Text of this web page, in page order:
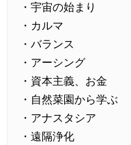
・宇宙の始まり
・カルマ
・バランス
・アーシング
・資本主義、お金
・自然菜園から学ぶ
・アナスタシア
・遠隔浄化